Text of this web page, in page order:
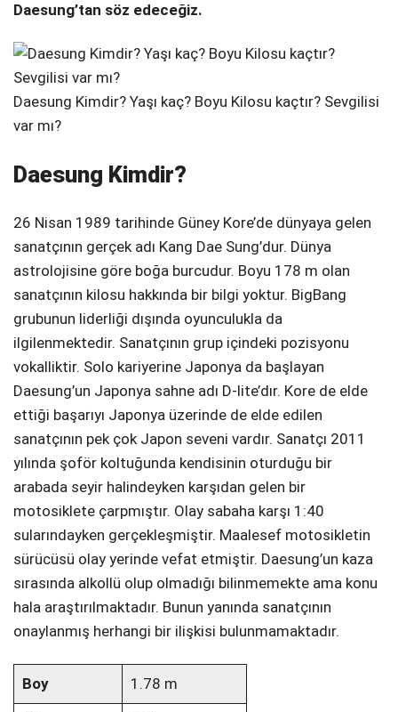
Daesung’tan söz edeceğiz.
Daesung Kimdir? Yaşı kaç? Boyu Kilosu kaçtır? Sevgilisi
var mı?
Daesung Kimdir?
26 Nisan 1989 tarihinde Güney Kore’de dünyaya gelen
sanatçının gerçek adı Kang Dae Sung’dur. Dünya
astrolojisine göre boğa burcudur. Boyu 178 m olan
sanatçının kilosu hakkında bir bilgi yoktur. BigBang
grubunun liderliği dışında oyunculukla da
ilgilenmektedir. Sanatçının grup içindeki pozisyonu
vokalliktir. Solo kariyerine Japonya da başlayan
Daesung’un Japonya sahne adı D-lite’dır. Kore de elde
ettiği başarıyı Japonya üzerinde de elde edilen
sanatçının pek çok Japon seveni vardır. Sanatçı 2011
yılında şoför koltuğunda kendisinin oturduğu bir
arabada seyir halindeyken karşıdan gelen bir
motosiklete çarpmıştır. Olay sabaha karşı 1:40
sularındayken gerçekleşmiştir. Maalesef motosikletin
sürücüsü olay yerinde vefat etmiştir. Daesung’un kaza
sırasında alkollü olup olmadığı bilinmemekte ama konu
hala araştırılmaktadır. Bunun yanında sanatçının
onaylanmış herhangi bir ilişkisi bulunmamaktadır.
Boy 1.78 m